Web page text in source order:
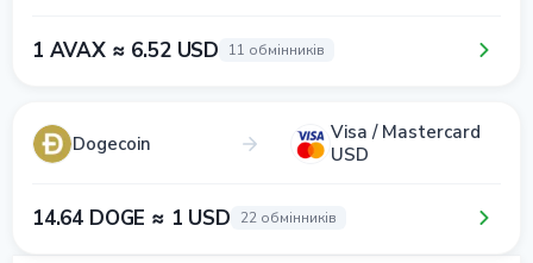
1 AVAX ≈ 6.52 USD 11 обмінників
Dogecoin
Visa / Mastercard
USD
14.64 DOGE ≈ 1 USD 22 обмінників